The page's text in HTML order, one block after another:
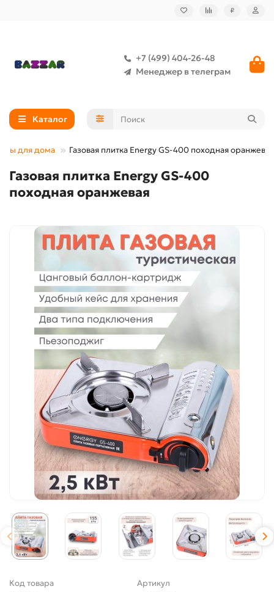
₽
+7 (499) 404-26-48
Менеджер в телеграм
Каталог
для дома Газовая плитка Energy GS-400 походная оранжевая
Газовая плитка Energy GS-400
походная оранжевая
Код товара Артикул